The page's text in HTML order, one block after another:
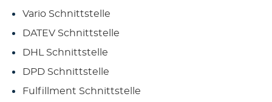
Vario Schnittstelle
DATEV Schnittstelle
DHL Schnittstelle
DPD Schnittstelle
Fulfillment Schnittstelle